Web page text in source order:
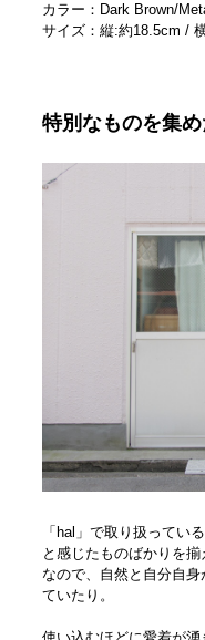
カラー：Dark Brown/
サイズ：縦:約18.5cm /
特別なものを集め
「hal」で取り扱ってい
と感じたものばかりを揃
なので、自然と自分自
ていたり。